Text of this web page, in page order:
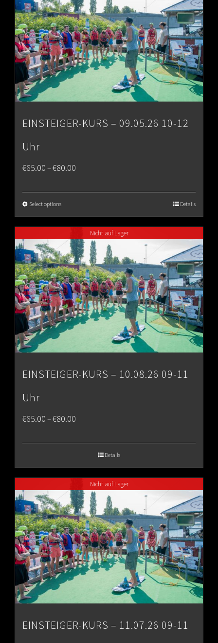
EINSTEIGER-KURS – 09.05.26 10-12
Uhr
€65.00–€80.00
€80.00
Select options Details
Nicht auf Lager
EINSTEIGER-KURS – 10.08.26 09-11
Uhr
€65.00–€80.00
€80.00
Details
Nicht auf Lager
EINSTEIGER-KURS – 11.07.26 09-11